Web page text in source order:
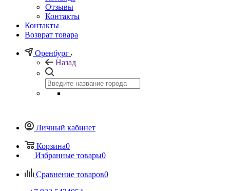
Отзывы
Контакты
Контакты
Возврат товара
Оренбург
Назад
Личный кабинет
Корзина0
Избранные товары0
Сравнение товаров0